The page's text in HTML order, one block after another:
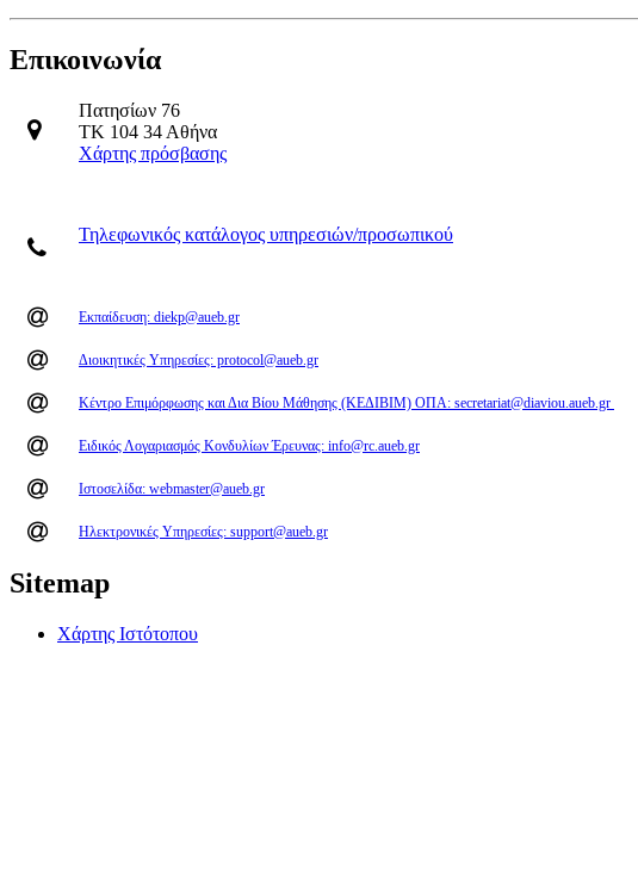
Επικοινωνία
Πατησίων 76
ΤΚ 104 34 Αθήνα
Χάρτης πρόσβασης
Τηλεφωνικός κατάλογος υπηρεσιών/προσωπικού
Εκπαίδευση: diekp@aueb.gr
Διοικητικές Υπηρεσίες: protocol@aueb.gr
Κέντρο Επιμόρφωσης και Δια Βίου Μάθησης (ΚΕΔΙΒΙΜ) ΟΠΑ: secretariat@diaviou.aueb.gr
Ειδικός Λογαριασμός Κονδυλίων Έρευνας: info@rc.aueb.gr
Ιστοσελίδα: webmaster@aueb.gr
Ηλεκτρονικές Υπηρεσίες: support@aueb.gr
Sitemap
Χάρτης Ιστότοπου